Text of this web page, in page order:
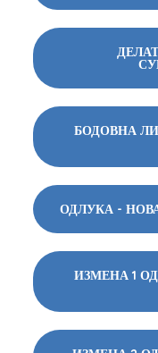
БОДОВНА
ОДЛУКА -
ИЗМЕНА 1